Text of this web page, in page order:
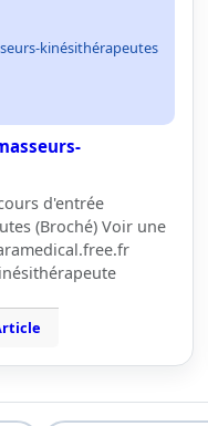
kinésithérapeutes
d'entrée
(Broché) Voir une